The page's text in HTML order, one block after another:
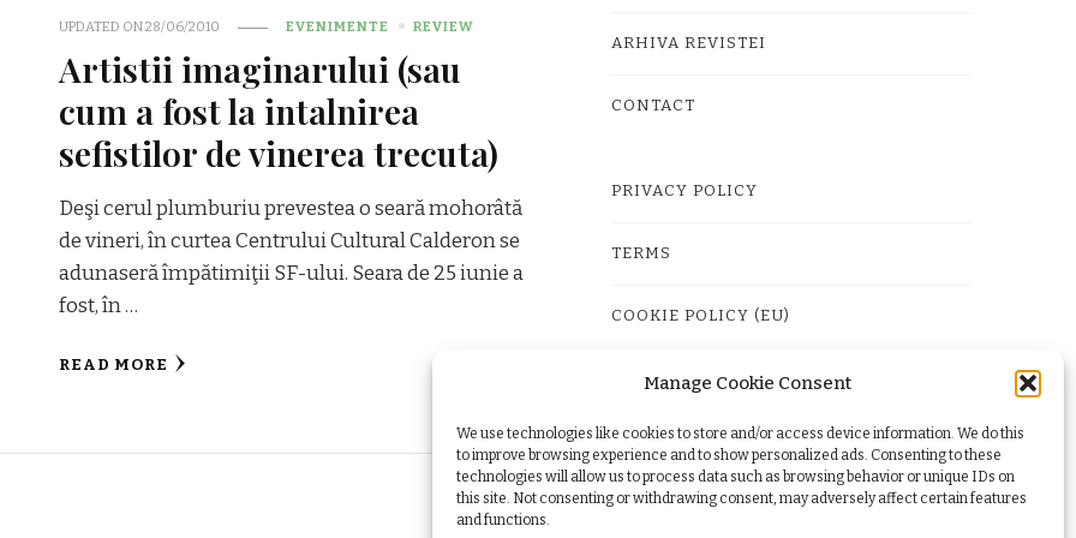
Manage Cookie Consent
We use technologies like cookies to store and/or access device information. We do this
to improve browsing experience and to show personalized ads. Consenting to these
technologies will allow us to process data such as browsing behavior or unique IDs on
this site. Not consenting or withdrawing consent, may adversely affect certain features
and functions.
UPDATED ON28/06/2010 EVENIMENTE REVIEW
Artistii imaginarului (sau
cum a fost la intalnirea
sefistilor de vinerea trecuta)
Deşi cerul plumburiu prevestea o seară mohorâtă
de vineri, în curtea Centrului Cultural Calderon se
adunaseră împătimiţii SF-ului. Seara de 25 iunie a
fost, în …
READ MORE
ARHIVA REVISTEI
CONTACT
PRIVACY POLICY
TERMS
COOKIE POLICY (EU)